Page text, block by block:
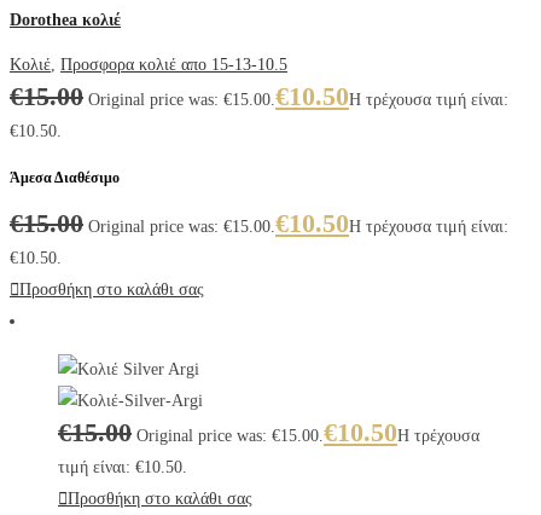
Dorothea κολιέ
Κολιέ, Προσφορα κολιέ απο 15-13-10.5
€15.00 Original price was: €15.00.€10.50Η τρέχουσα τιμή είναι:
€10.50.
Άμεσα Διαθέσιμο
€15.00 Original price was: €15.00.€10.50Η τρέχουσα τιμή είναι:
€10.50.
Προσθήκη στο καλάθι σας
€15.00 Original price was: €15.00.€10.50Η τρέχουσα
τιμή είναι: €10.50.
Προσθήκη στο καλάθι σας